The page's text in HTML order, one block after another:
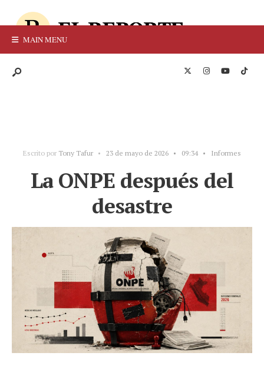
MAIN MENU
Escrito por Tony Tafur • 23 de mayo de 2026 • 09:34 • Informes
La ONPE después del
desastre